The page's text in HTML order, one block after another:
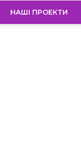
НАШІ ПРОЕКТИ